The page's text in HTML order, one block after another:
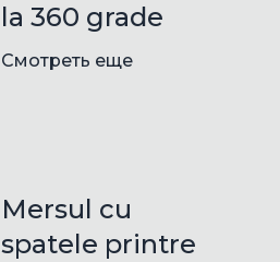
la 360 grade
Смотреть еще
Mersul cu
spatele printre